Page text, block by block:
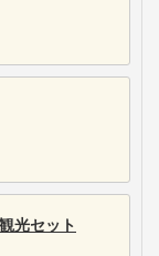
光セット